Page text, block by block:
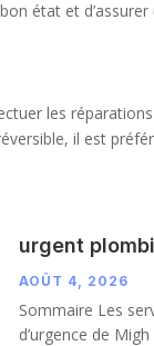
état et
les
il est
urgent
AOÛT 4, 2026
Sommaire Les
d’urgence de